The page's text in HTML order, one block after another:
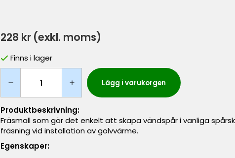
228 kr (exkl. moms)
Finns i lager
Lägg i varukorgen
Produktbeskrivning:
Fräsmall som gör det enkelt att skapa vändspår i vanliga
fräsning vid installation av golvvärme.
Egenskaper: